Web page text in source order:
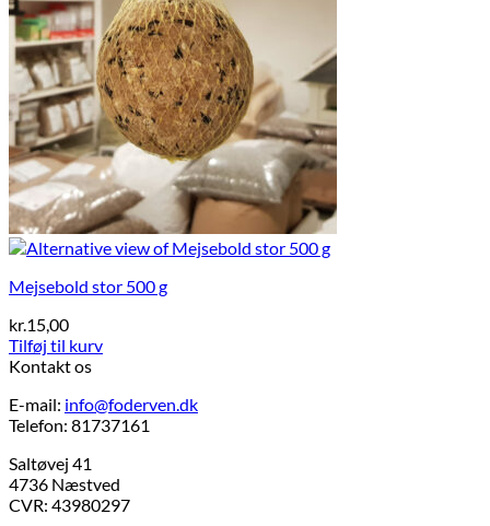
Mejsebold stor 500 g
kr.15,00
Tilføj til kurv
Kontakt os
E-mail: info@foderven.dk
Telefon: 81737161
Saltøvej 41
4736 Næstved
CVR: 43980297